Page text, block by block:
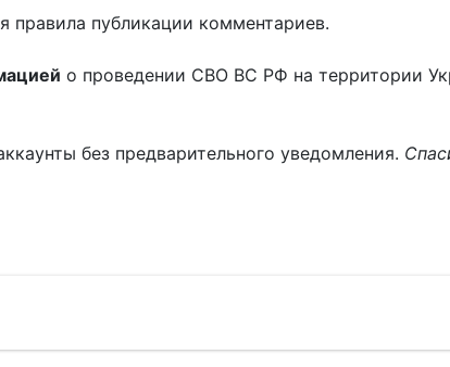
публикации комментариев.
о проведении СВО ВС РФ на территории
без предварительного уведомления.